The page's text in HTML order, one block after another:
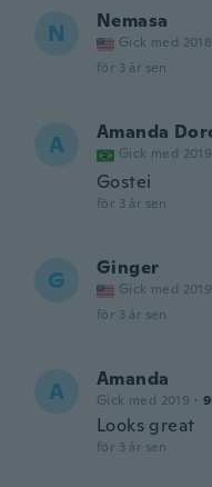
N Nemasa
Gick med 2018
för 3 år sen
A Amanda
Gick med 2019
Gostei
för 3 år sen
G Ginger
Gick med 2019
för 3 år sen
A Amanda
Gick med 2019 ·
Looks great
för 3 år sen